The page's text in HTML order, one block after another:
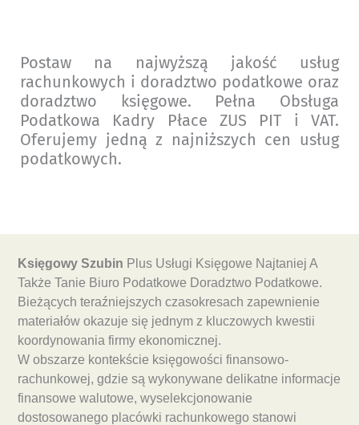
Postaw na najwyższą jakość usług
rachunkowych i doradztwo podatkowe oraz
doradztwo księgowe. Pełna Obsługa
Podatkowa Kadry Płace ZUS PIT i VAT.
Oferujemy jedną z najniższych cen usług
podatkowych.
Księgowy Szubin Plus Usługi Księgowe Najtaniej A
Także Tanie Biuro Podatkowe Doradztwo Podatkowe.
Bieżących teraźniejszych czasokresach zapewnienie
materiałów okazuje się jednym z kluczowych kwestii
koordynowania firmy ekonomicznej.
W obszarze kontekście księgowości finansowo-
rachunkowej, gdzie są wykonywane delikatne informacje
finansowe walutowe, wyselekcjonowanie
dostosowanego placówki rachunkowego stanowi